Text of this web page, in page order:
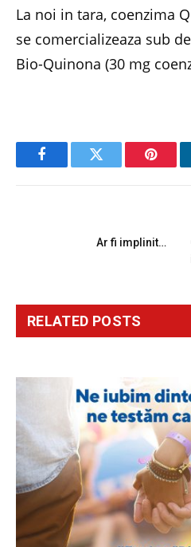
La noi in tara, coenzima
se comercializeaza sub
Bio-Quinona (30 mg
FacebookTwitter
Ar fi implinit…
RELATED POSTS